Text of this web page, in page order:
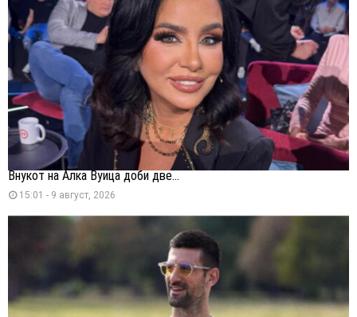
Внукот на Алка Вуица доби две...
15:01 - 9 август, 2026